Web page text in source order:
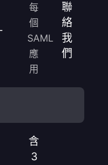
每
個
SAML
應
用
聯
絡
我
們
含
3